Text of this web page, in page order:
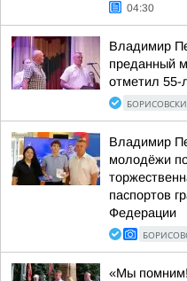
04:30
Владимир
преданный
отметил 55-
Владимир
молодёжи
паспортов
Федерации
«Мы